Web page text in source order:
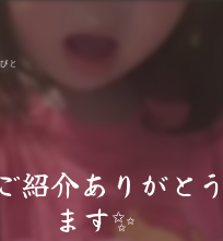
紹介ありがと
ます✨️